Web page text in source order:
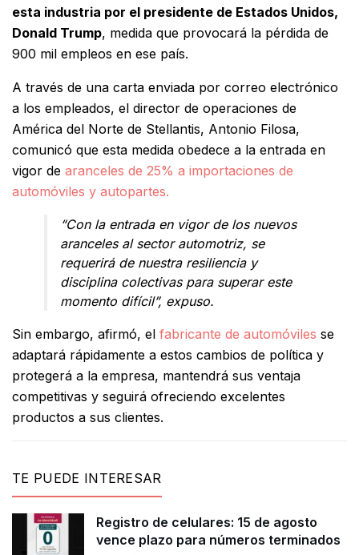
esta industria por el presidente de Estados Unidos,
Donald Trump, medida que provocará la pérdida de
900 mil empleos en ese país.
A través de una carta enviada por correo electrónico
a los empleados, el director de operaciones de
América del Norte de Stellantis, Antonio Filosa,
comunicó que esta medida obedece a la entrada en
vigor de aranceles de 25% a importaciones de
automóviles y autopartes.
“Con la entrada en vigor de los nuevos
aranceles al sector automotriz, se
requerirá de nuestra resiliencia y
disciplina colectivas para superar este
momento difícil”, expuso.
Sin embargo, afirmó, el fabricante de automóviles se
adaptará rápidamente a estos cambios de política y
protegerá a la empresa, mantendrá sus ventaja
competitivas y seguirá ofreciendo excelentes
productos a sus clientes.
TE PUEDE INTERESAR
Registro de celulares: 15 de agosto
vence plazo para números terminados